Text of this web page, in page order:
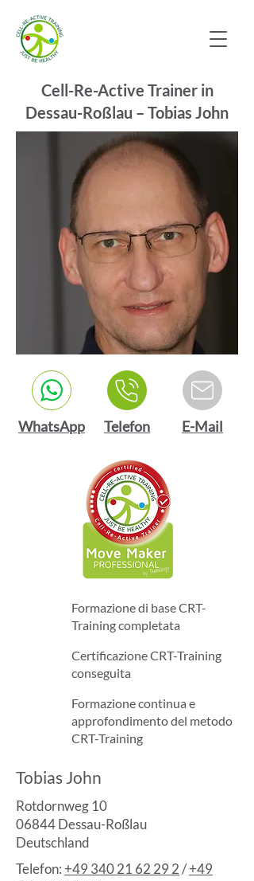
Cell-Re-Active Trainer in
Dessau-Roßlau – Tobias John
WhatsApp Telefon E-Mail
Formazione di base CRT-
Training completata
Certificazione CRT-Training
conseguita
Formazione continua e
approfondimento del metodo
CRT-Training
Tobias John
Rotdornweg 10
06844 Dessau-Roßlau
Deutschland
Telefon:+49 340 21 62 29 2/+49